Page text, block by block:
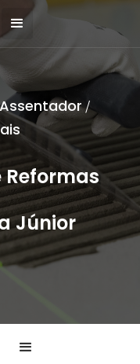
/
Reformas
Júnior